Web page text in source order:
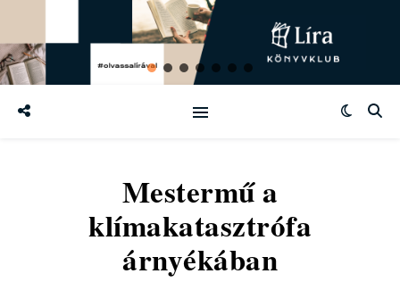
Mestermű a
klímakatasztrófa
árnyékában